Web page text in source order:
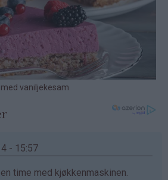
- 15:57
time med kjøkkenmaskinen.